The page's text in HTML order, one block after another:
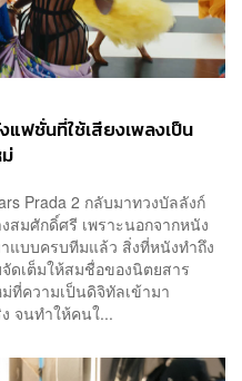
ฟชั่นที่ใช้เสียงเพลงเป็น
Prada 2 กลับมาทวงบัลลังก์
มศักดิ์ศรี เพราะนอกจากหนัง
แบบครบทีมแล้ว สิ่งที่หนังทำถึง
ดเต็มให้สมชื่อของนิตยสาร
ที่ความเป็นดิจิทัลเข้ามา
จนทำให้คนใ...